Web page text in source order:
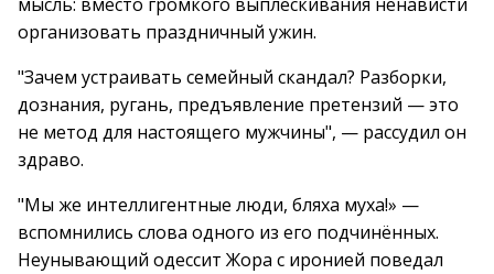
организовать праздничный ужин.
"Зачем устраивать семейный скандал? Разборки,
дознания, ругань, предъявление претензий — это
не метод для настоящего мужчины", — рассудил он
здраво.
"Мы же интеллигентные люди, бляха муха!» —
вспомнились слова одного из его подчинённых.
Неунывающий одессит Жора с иронией поведал